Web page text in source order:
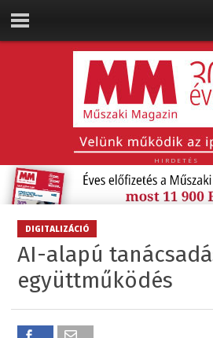
HIRDETÉS
DIGITALIZÁCIÓ
AI-alapú
együttműködés